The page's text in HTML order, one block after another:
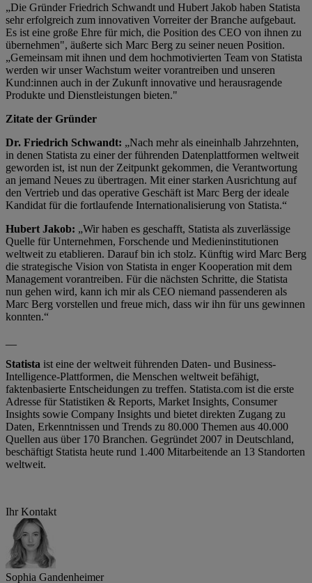
„Die Gründer Friedrich Schwandt und Hubert Jakob haben Statista
sehr erfolgreich zum innovativen Vorreiter der Branche aufgebaut.
Es ist eine große Ehre für mich, die Position des CEO von ihnen zu
übernehmen", äußerte sich Marc Berg zu seiner neuen Position.
„Gemeinsam mit ihnen und dem hochmotivierten Team von Statista
werden wir unser Wachstum weiter vorantreiben und unseren
Kund:innen auch in der Zukunft innovative und herausragende
Produkte und Dienstleistungen bieten."
Zitate der Gründer
Dr. Friedrich Schwandt: „Nach mehr als eineinhalb Jahrzehnten,
in denen Statista zu einer der führenden Datenplattformen weltweit
geworden ist, ist nun der Zeitpunkt gekommen, die Verantwortung
an jemand Neues zu übertragen. Mit einer starken Ausrichtung auf
den Vertrieb und das operative Geschäft ist Marc Berg der ideale
Kandidat für die fortlaufende Internationalisierung von Statista.“
Hubert Jakob: „Wir haben es geschafft, Statista als zuverlässige
Quelle für Unternehmen, Forschende und Medieninstitutionen
weltweit zu etablieren. Darauf bin ich stolz. Künftig wird Marc Berg
die strategische Vision von Statista in enger Kooperation mit dem
Management vorantreiben. Für die nächsten Schritte, die Statista
nun gehen wird, kann ich mir als CEO niemand passenderen als
Marc Berg vorstellen und freue mich, dass wir ihn für uns gewinnen
konnten.“
Statista ist eine der weltweit führenden Daten- und Business-
Intelligence-Plattformen, die Menschen weltweit befähigt,
faktenbasierte Entscheidungen zu treffen. Statista.com ist die erste
Adresse für Statistiken & Reports, Market Insights, Consumer
Insights sowie Company Insights und bietet direkten Zugang zu
Daten, Erkenntnissen und Trends zu 80.000 Themen aus 40.000
Quellen aus über 170 Branchen. Gegründet 2007 in Deutschland,
beschäftigt Statista heute rund 1.400 Mitarbeitende an 13 Standorten
weltweit.
Ihr Kontakt
Sophia Gandenheimer